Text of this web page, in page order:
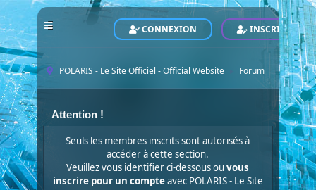
CONNEXION INSCRIVEZ-
POLARIS - Le Site Officiel - Official Website Forum
Attention !
Seuls les membres inscrits sont autorisés à
accéder à cette section.
Veuillez vous identifier ci-dessous ouvous
inscrire pour un compteavec POLARIS - Le Site